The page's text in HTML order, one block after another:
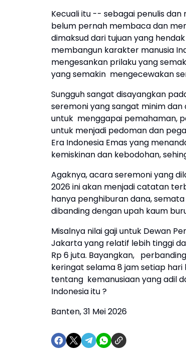
Kecuali itu -- sebagai penulis
belum pernah membaca dan
dimaksud dari tujuan yang
membangun karakter manusia
mengesankan prilaku yang
yang semakin mengecewakan
Sungguh sangat disayangkan
seremoni yang sangat minim
untuk menggapai pemahaman,
untuk menjadi pedoman dan
Era Indonesia Emas yang
kemiskinan dan kebodohan,
Agaknya, acara seremoni yang
2026 ini akan menjadi catatan
hanya penghiburan dana,
dibanding dengan upah kaum
Misalnya nilai gaji untuk Dewan
Jakarta yang relatif lebih tinggi
Rp 6 juta. Bayangkan,
keringat selama 8 jam setiap
tentang kemanusiaan yang adil
Indonesia itu ?
Banten, 31 Mei 2026